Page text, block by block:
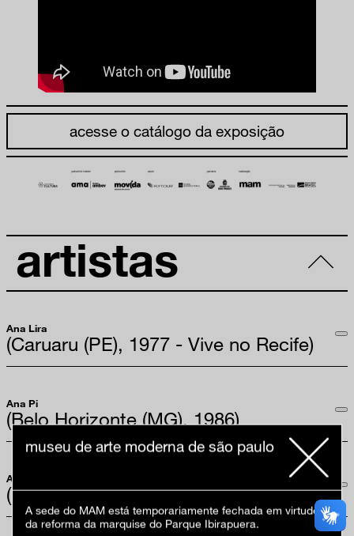
acesse o catálogo da exposição
artistas
Ana Lira
(Caruaru (PE), 1977 - Vive no Recife)
Ana Pi
(Belo Horizonte (MG), 1986)
Ana Vaz
(Brasília (DF), 1986 - Vive em Lisboa)
museu de arte moderna de são paulo
A sede do MAM está temporariamente fechada em virtude
da reforma da marquise do Parque Ibirapuera.